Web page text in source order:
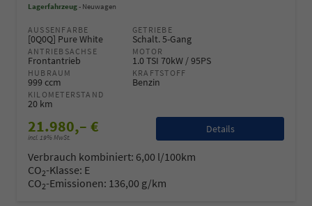
Lagerfahrzeug Neuwagen
AUSSENFARBE
[0Q0Q] Pure White
GETRIEBE
Schalt. 5-Gang
ANTRIEBSACHSE
Frontantrieb
MOTOR
1.0 TSI 70kW / 95PS
HUBRAUM
999 ccm
KRAFTSTOFF
Benzin
KILOMETERSTAND
20 km
21.980,– €
incl. 19% MwSt.
Details
Verbrauch kombiniert: 6,00 l/100km
CO2-Klasse: E
CO2-Emissionen: 136,00 g/km